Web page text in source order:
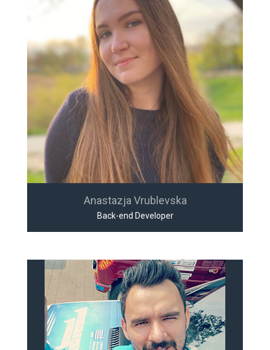
Anastazja Vrublevska
Back-end Developer